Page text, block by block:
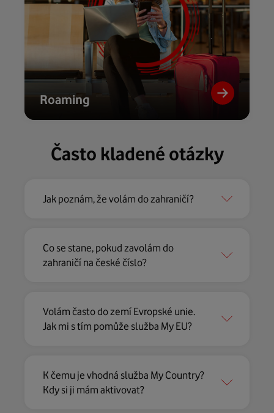
Roaming
Často kladené otázky
Jak poznám, že volám do zahraničí?
Co se stane, pokud zavolám do
zahraničí na české číslo?
Volám často do zemí Evropské unie.
Jak mi s tím pomůže služba My EU?
K čemu je vhodná služba My Country?
Kdy si ji mám aktivovat?